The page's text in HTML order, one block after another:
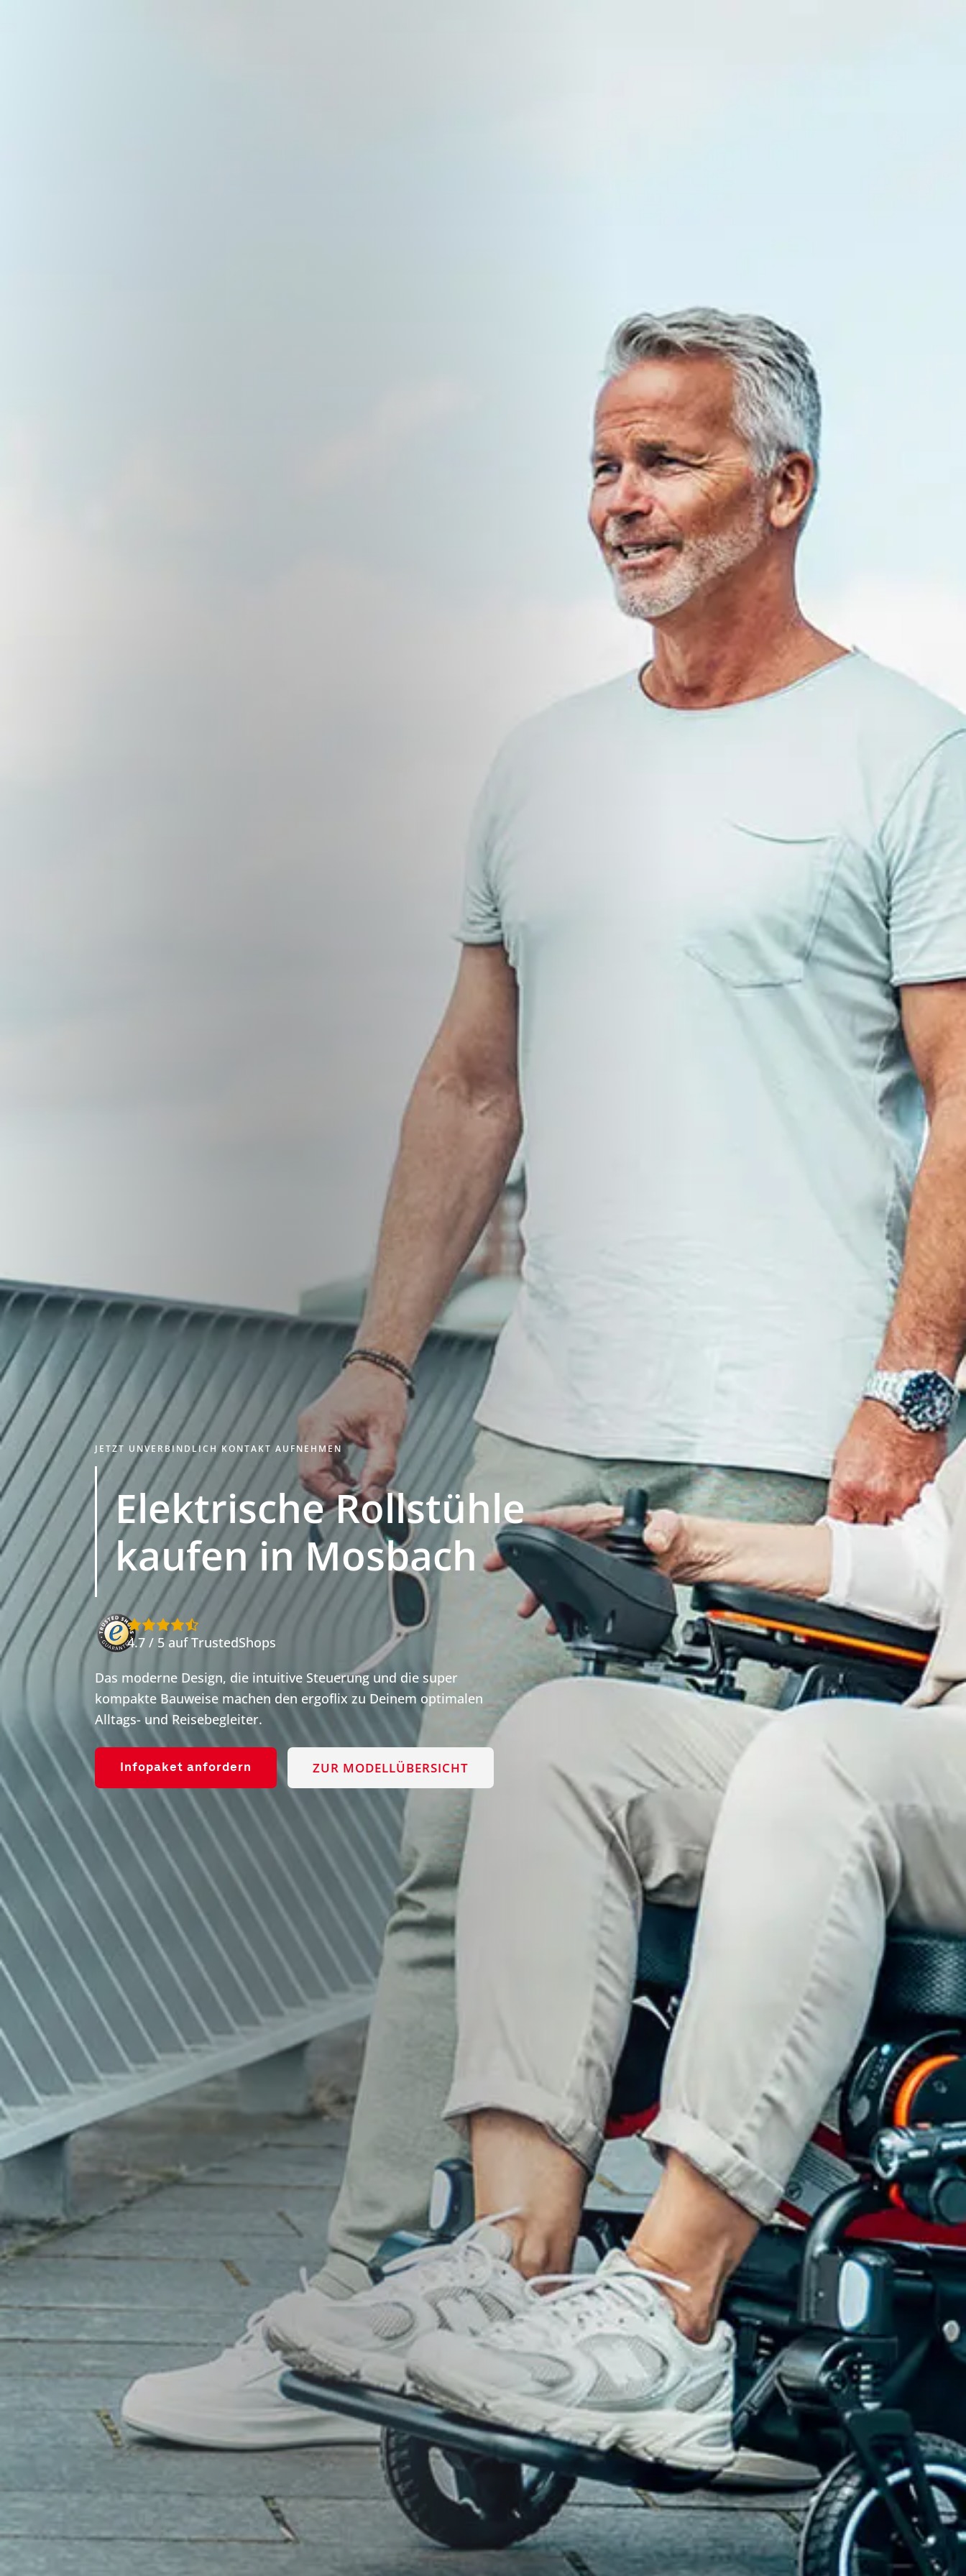
JETZT UNVERBINDLICH KONTAKT AUFNEHMEN
Elektrische Rollstühle
kaufen inMosbach
4.7 / 5 auf TrustedShops
Das moderne Design, die intuitive Steuerung und die super
kompakte Bauweise machen den ergoflix zu Deinem optimalen
Alltags- und Reisebegleiter.
Infopaket anfordern ZUR MODELLÜBERSICHT